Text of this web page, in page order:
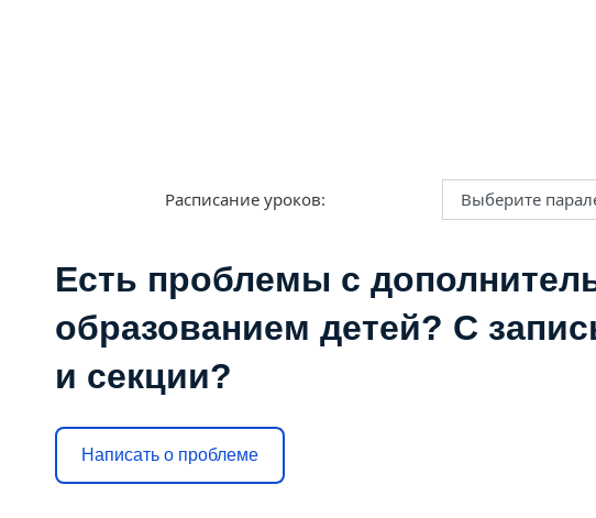
Расписание уроков:
Есть проблемы с
образованием детей? С
и секции?
Написать о проблеме